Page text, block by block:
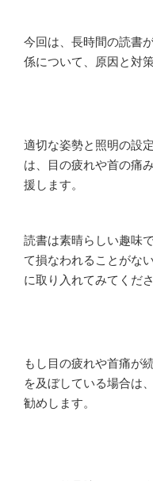
今回は、長時間の読書
係について、原因と対
適切な姿勢と照明の設
は、目の疲れや首の痛
援します。
読書は素晴らしい趣味
て損なわれることがな
に取り入れてみてくださ
もし目の疲れや首痛が
を及ぼしている場合は
勧めします。